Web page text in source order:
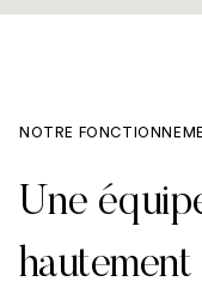
NOTRE
Une